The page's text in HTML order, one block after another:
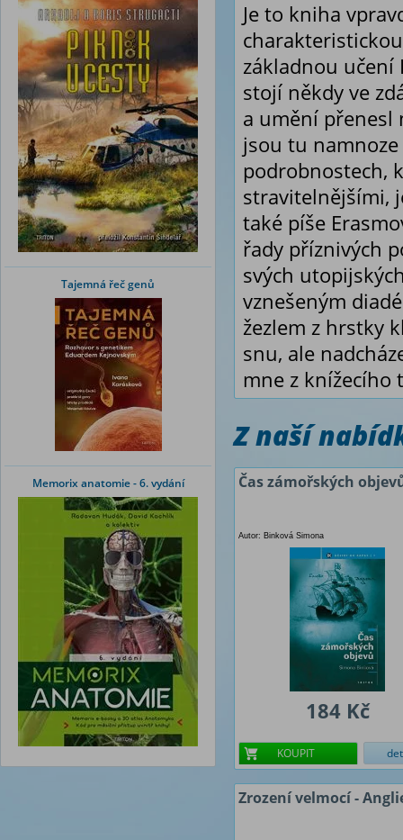
Tajemná řeč genů
Memorix anatomie - 6. vydání
Je to kniha
základnou učení
stojí někdy ve
a umění přenesl
jsou tu
podrobnostech,
stravitelnějšími,
také píše
řady příznivých
svých
vznešeným
žezlem z hrstky
snu, ale
mne z knížecího
Z naší
Čas zámořských
Autor: Binková Simona
184 Kč
KOUPIT
Zrození velmocí -